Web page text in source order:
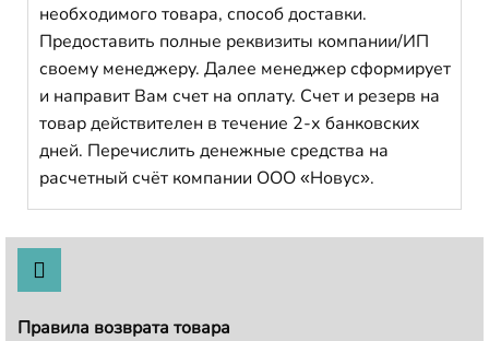
необходимого товара, способ доставки.
Предоставить полные реквизиты компании/ИП
своему менеджеру. Далее менеджер сформирует
и направит Вам счет на оплату. Счет и резерв на
товар действителен в течение 2-х банковских
дней. Перечислить денежные средства на
расчетный счёт компании ООО «Новус».
Правила возврата товара